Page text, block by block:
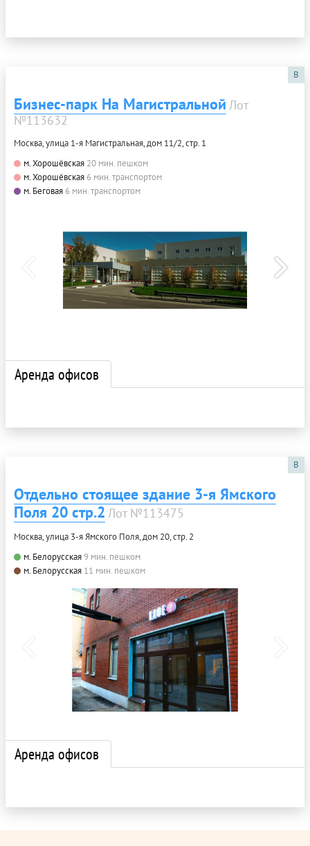
B
Бизнес-парк На Магистральной Лот
№113632
Москва, улица 1-я Магистральная, дом 11/2, стр. 1
м. Хорошёвская 20 мин. пешком
м. Хорошёвская 6 мин. транспортом
м. Беговая 6 мин. транспортом
Аренда офисов
B
Отдельно стоящее здание 3-я Ямского
Поля 20 стр.2 Лот №113475
Москва, улица 3-я Ямского Поля, дом 20, стр. 2
м. Белорусская9 мин. пешком
м. Белорусская 11 мин. пешком
Аренда офисов